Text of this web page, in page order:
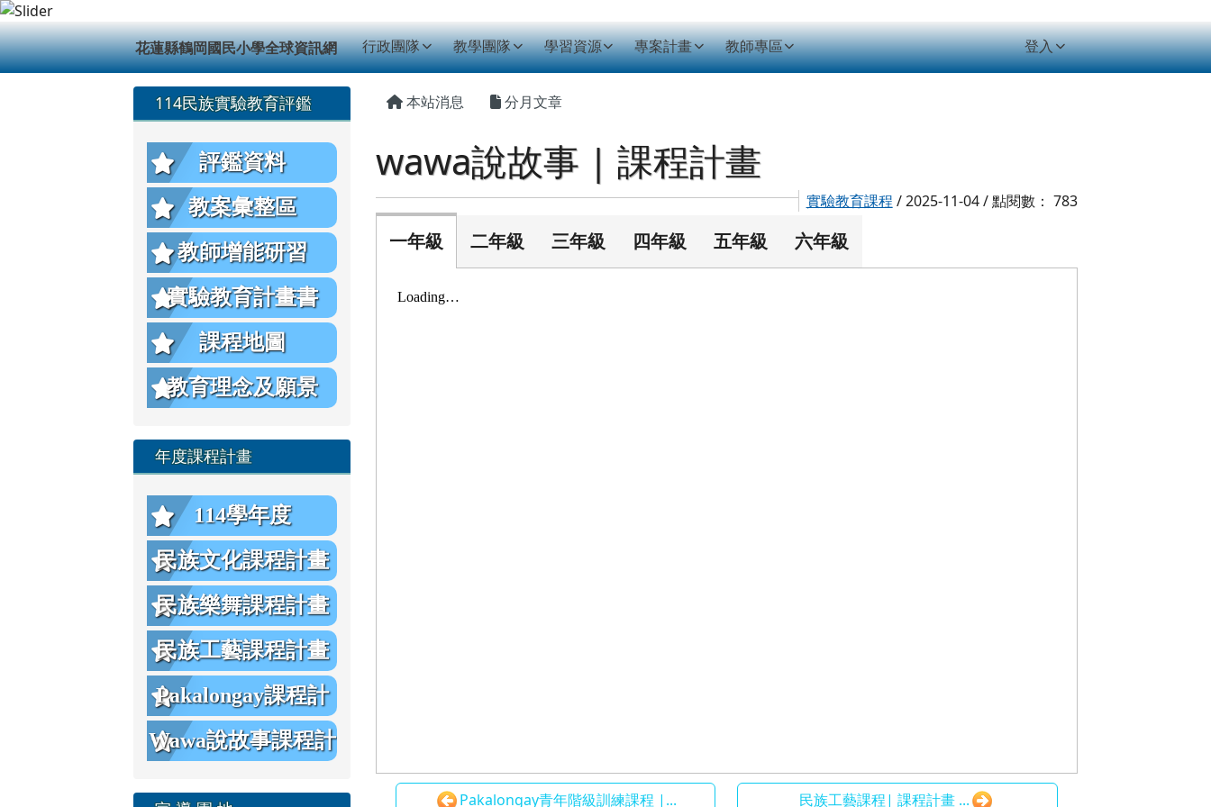
跳至主內容區
花蓮縣鶴岡國民小學全球資訊網
導覽列 花蓮縣鶴岡國民小學全球資訊網 行政團隊 教學團隊 學習資源 專案計畫 教師專區 登入
左邊區域內容
114民族實驗教育評鑑
評鑑資料
教案彙整區
教師增能研習
實驗教育計畫書
課程地圖
教育理念及願景
年度課程計畫
114學年度
民族文化課程計畫
民族樂舞課程計畫
民族工藝課程計畫
Pakalongay課程計
畫
Wawa說故事課程計
主內容區域
本站消息 分月文章
wawa說故事 | 課程計畫
實驗教育課程 / 2025-11-04 / 點閱數： 783
一年級 二年級 三年級 四年級 五年級 六年級
Pakalongay青年階級訓練課程 |... 民族工藝課程| 課程計畫 ...